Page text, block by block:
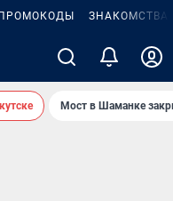
ПРОМОКОДЫ ЗНАКОМСТВА
Мост в Шаманке